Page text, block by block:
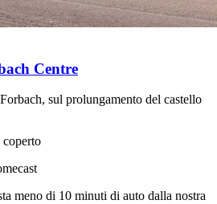
Centre
sul prolungamento del castello
coperto
meno di 10 minuti di auto dalla nostra